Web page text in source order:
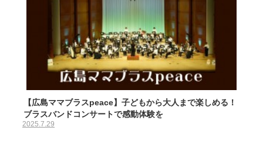
【広島ママブラスpeace】子どもから大人まで楽しめる！
ブラスバンドコンサートで感動体験を
2025.7.29